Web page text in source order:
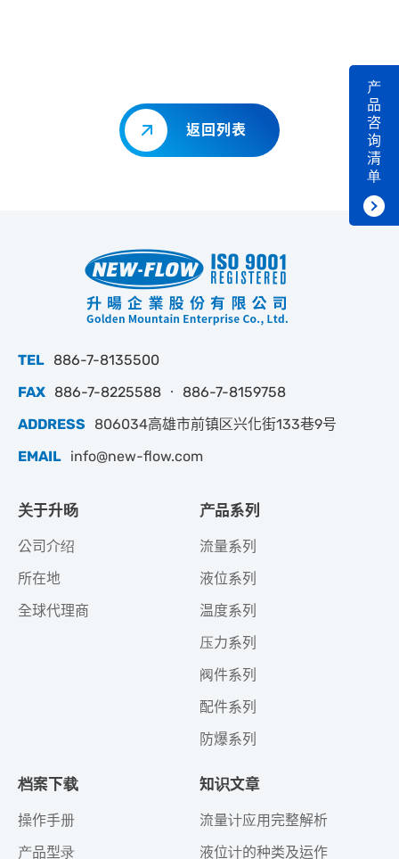
返回列表
产
品
咨
询
清
单
TEL 886-7-8135500
FAX 886-7-8225588 ‧ 886-7-8159758
ADDRESS
806034高雄市前镇区兴化街133巷9号
EMAIL info@new-flow.com
关于升旸
公司介绍
所在地
全球代理商
产品系列
流量系列
液位系列
温度系列
压力系列
阀件系列
配件系列
防爆系列
档案下载
操作手册
产品型录
知识文章
流量计应用完整解析
液位计的种类及运作